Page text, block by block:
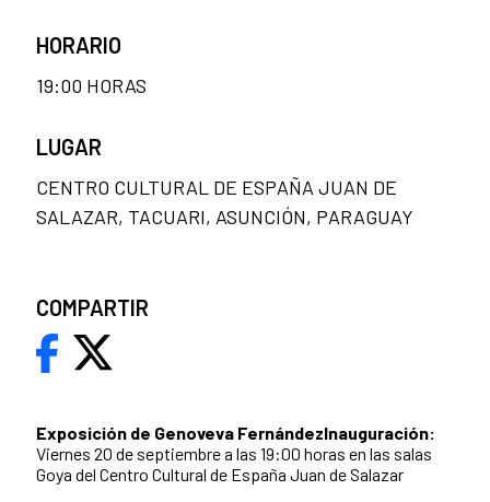
Exposición de Genoveva FernándezInauguración:
Viernes 20 de septiembre a las 19:00 horas en las salas
Goya del Centro Cultural de España Juan de Salazar
HORARIO
19:00 HORAS
LUGAR
CENTRO CULTURAL DE ESPAÑA JUAN DE
SALAZAR, TACUARI, ASUNCIÓN, PARAGUAY
COMPARTIR